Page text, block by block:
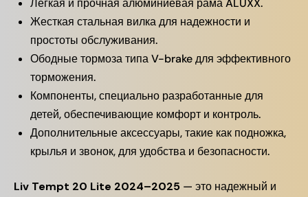
Легкая и прочная алюминиевая рама ALUXX.
Жесткая стальная вилка для надежности и
простоты обслуживания.
Ободные тормоза типа V-brake для эффективного
торможения.
Компоненты, специально разработанные для
детей, обеспечивающие комфорт и контроль.
Дополнительные аксессуары, такие как подножка,
крылья и звонок, для удобства и безопасности.
Liv Tempt 20 Lite 2024–2025 — это надежный и